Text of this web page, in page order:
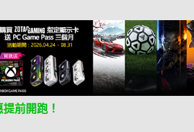
前開跑！